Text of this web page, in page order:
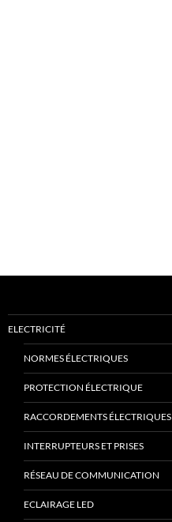
ELECTRICITÉ
NORMES ÉLECTRIQUES
PROTECTION ÉLECTRIQUE
RACCORDEMENTS ÉLECTRIQUES
INTERRUPTEURS ET PRISES
RÉSEAU DE COMMUNICATION
ECLAIRAGE LED